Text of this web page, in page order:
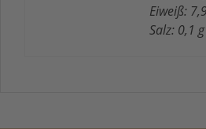
Eiweiß:
Salz: 0,1 g